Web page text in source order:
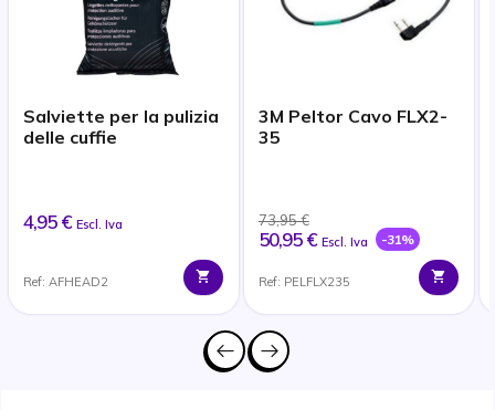
Salviette per la pulizia
delle cuffie
4,95 € Escl. Iva
Ref: AFHEAD2
3M Peltor Cavo FLX2-
35
73,95 €
50,95 € Escl. Iva -31%
Ref: PELFLX235